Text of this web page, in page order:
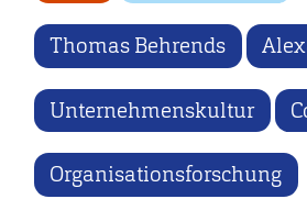
Thomas Behrends
Unternehmenskultur
Organisationsforschung